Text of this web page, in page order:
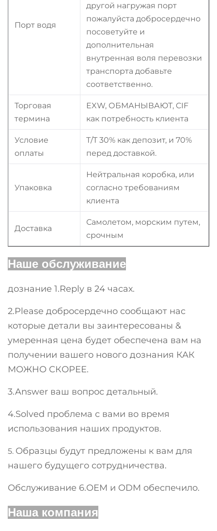
Порт водя
другой нагружая порт
пожалуйста добросердечно
посоветуйте и
дополнительная
внутренная воля перевозки
транспорта добавьте
соответственно.
Торговая
термина
EXW, ОБМАНЫВАЮТ, CIF
как потребность клиента
Условие
оплаты
T/T 30% как депозит, и 70%
перед доставкой.
Упаковка
Нейтральная коробка, или
согласно требованиям
клиента
Доставка
Самолетом, морским путем,
срочным
Наше обслуживание
дознание 1.Reply в 24 часах.
2.Please добросердечно сообщают нас
которые детали вы заинтересованы &
умеренная цена будет обеспечена вам на
получении вашего нового дознания КАК
МОЖНО СКОРЕЕ.
3.Answer ваш вопрос детальный.
4.Solved проблема с вами во время
использования наших продуктов.
5. Образцы будут предложены к вам для
нашего будущего сотрудничества.
Обслуживание 6.OEM и ODM обеспечило.
Наша компания